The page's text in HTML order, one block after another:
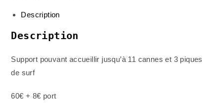
Description
Description
Support pouvant accueillir jusqu’à 11 cannes et 3 piques
de surf
60€ + 8€ port